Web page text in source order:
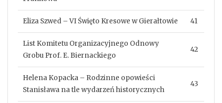
Eliza Szwed – VI Święto Kresowe w Gierałtowie 41
List Komitetu Organizacyjnego Odnowy
Grobu Prof. E. Biernackiego
42
Helena Kopacka – Rodzinne opowieści
Stanisława na tle wydarzeń historycznych
43